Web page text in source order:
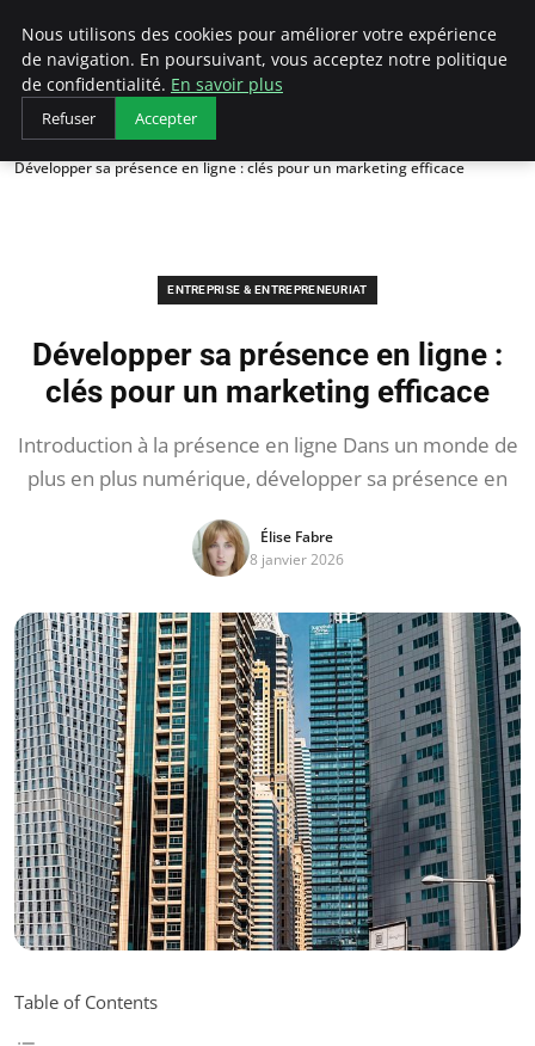
LECFCM
Accueil
Entreprise & Entrepreneuriat
Développer sa présence en ligne : clés pour un marketing efficace
ENTREPRISE & ENTREPRENEURIAT
Développer sa présence en ligne :
clés pour un marketing efficace
Introduction à la présence en ligne Dans un monde de
plus en plus numérique, développer sa présence en
Élise Fabre
8 janvier 2026
Table of Contents
Nous utilisons des cookies pour améliorer votre expérience
de navigation. En poursuivant, vous acceptez notre politique
de confidentialité. En savoir plus
Refuser Accepter